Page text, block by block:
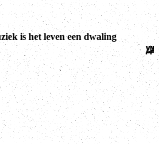
is het leven een dwaling